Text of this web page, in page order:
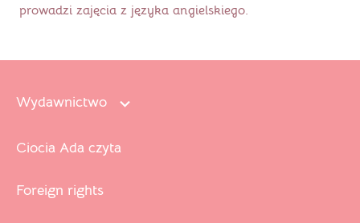
prowadzi zajęcia z języka angielskiego.
Wydawnictwo
Ciocia Ada czyta
Foreign rights